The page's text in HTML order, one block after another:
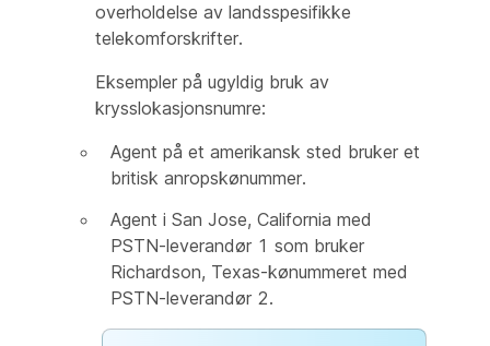
overholdelse av landsspesifikke
telekomforskrifter.
Eksempler på ugyldig bruk av
krysslokasjonsnumre:
Agent på et amerikansk sted bruker et
britisk anropskønummer.
Agent i San Jose, California med
PSTN-leverandør 1 som bruker
Richardson, Texas-kønummeret med
PSTN-leverandør 2.